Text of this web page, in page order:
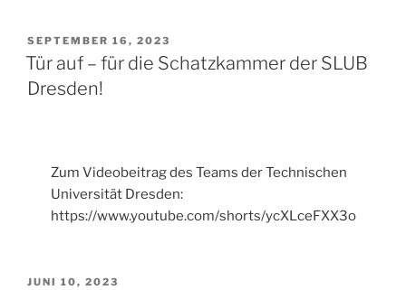
VERÖFFENTLICHT
AM
SEPTEMBER 16, 2023
Tür auf – für die Schatzkammer der SLUB
Dresden!
Zum Videobeitrag des Teams der Technischen
Universität Dresden:
https://www.youtube.com/shorts/ycXLceFXX3o
VERÖFFENTLICHT
JUNI 10, 2023